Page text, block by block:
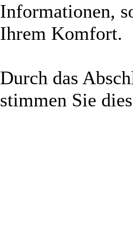
Informationen,
Ihrem Komfort.
Durch das
stimmen Sie